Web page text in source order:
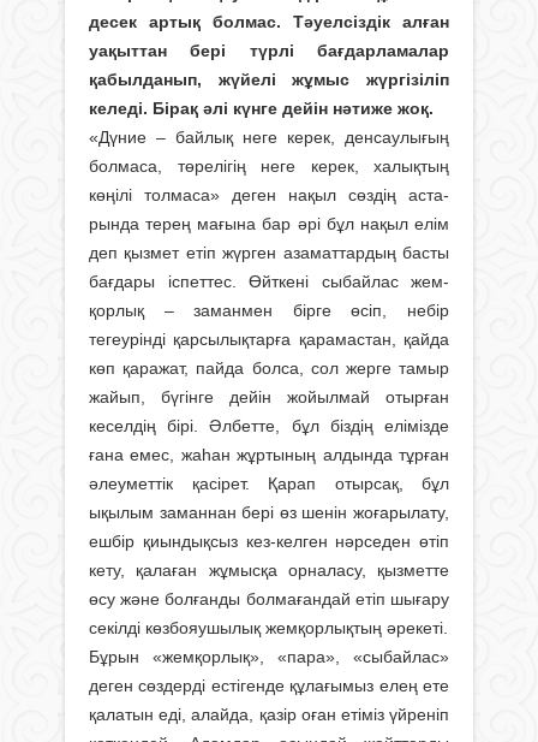
десек артық болмас. Тәуелсіздік алған
уа­қыттан бері түрлі бағдарлама­лар
қабылданып, жүйелі жұмыс жүр­гізіліп
келеді. Бірақ әлі күнге дейін нәтиже жоқ.
«Дүние – байлық неге керек, денсаулығың
болмаса, төрелігің неге керек, халықтың
көңілі тол­маса» деген нақыл сөздің аста­
рында терең мағына бар әрі бұл нақыл елім
деп қызмет етіп жүр­ген азаматтардың басты
бағдары іспеттес. Өйткені сыбайлас жем­
қорлық – заманмен бірге өсіп, небір
тегеурінді қарсылықтарға қарамастан, қайда
көп қаражат, пайда болса, сол жерге тамыр
жайып, бүгінге дейін жойылмай отырған
кеселдің бірі. Әлбетте, бұл біздің елімізде
ғана емес, жа­һан жұртының алдында тұрған
әлеуметтік қасірет. Қарап отырсақ, бұл
ықылым заманнан бері өз шенін жоғарылату,
ешбір қиындықсыз кез-келген нәрседен өтіп
кету, қала­­ған жұмысқа орналасу, қызметте
өсу және болған­ды болмағандай етіп шығару
секілді көзбояушылық жем­қорлықтың әрекеті.
Бұрын «жемқорлық», «пара», «сы­байлас»
деген сөздерді естіген­де құла­ғымыз елең ете
қалатын еді, алайда, қазір оған етіміз үйреніп